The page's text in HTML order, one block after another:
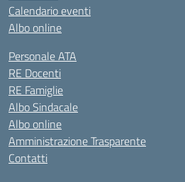
Calendario eventi
Albo online
Personale ATA
RE Docenti
RE Famiglie
Albo Sindacale
Albo online
Amministrazione Trasparente
Contatti